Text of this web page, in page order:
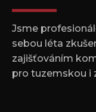
Jsme
sebou léta
zajišťováním
pro tuzemskou i